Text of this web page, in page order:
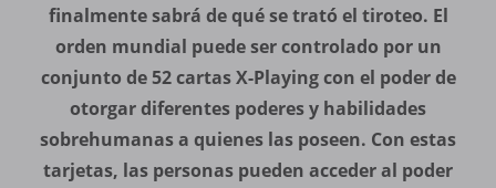
finalmente sabrá de qué se trató el tiroteo. El
orden mundial puede ser controlado por un
conjunto de 52 cartas X-Playing con el poder de
otorgar diferentes poderes y habilidades
sobrehumanas a quienes las poseen. Con estas
tarjetas, las personas pueden acceder al poder